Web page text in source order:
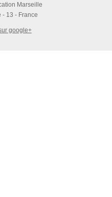
Marseille
- 13 - France
google+